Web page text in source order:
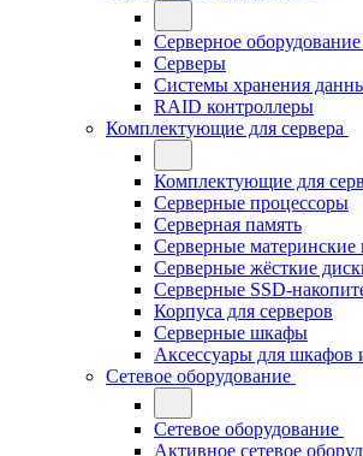
Серверное оборудование
Серверы
Системы хранения
RAID контроллеры
Комплектующие для сервера
Комплектующие для
Серверные процессоры
Серверная память
Серверные материнские
Серверные жёсткие
Серверные SSD-
Корпуса для серверов
Серверные шкафы
Аксессуары для шкафов
Сетевое оборудование
Сетевое оборудование
Активное сетевое